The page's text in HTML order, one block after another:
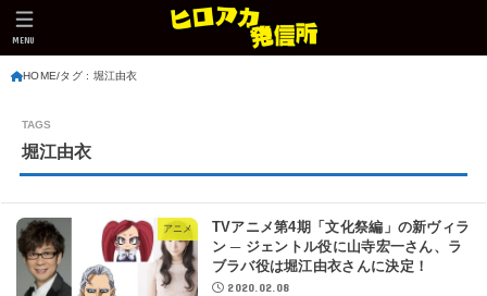
MENU
HOME タグ : 堀江由衣
堀江由衣
アニメ
TVアニメ第4期「文化祭編」の新ヴィラ
ン ─ ジェントル役に山寺宏一さん、ラ
ブラバ役は堀江由衣さんに決定！
2020.02.08